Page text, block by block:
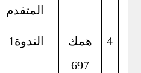
المتقدم
4
همك
697
الندوة1